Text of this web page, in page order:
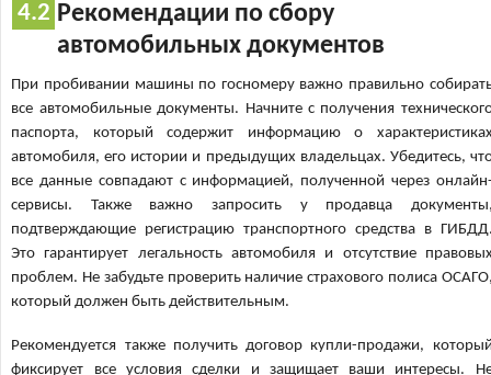
Рекомендации по сбору
автомобильных документов
При пробивании машины по госномеру важно правильно
все автомобильные документы. Начните с получения
паспорта, который содержит информацию о
автомобиля, его истории и предыдущих владельцах. Убедитесь,
все данные совпадают с информацией, полученной через
сервисы. Также важно запросить у продавца
подтверждающие регистрацию транспортного средства в
Это гарантирует легальность автомобиля и отсутствие
проблем. Не забудьте проверить наличие страхового полиса
который должен быть действительным.
Рекомендуется также получить договор купли-продажи,
фиксирует все условия сделки и защищает ваши интересы.